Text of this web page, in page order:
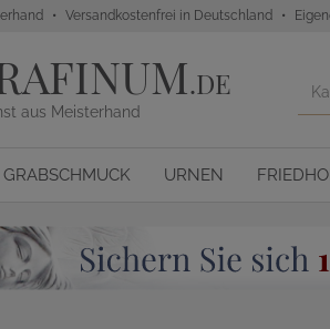
Versandkostenfrei in Deutschland
.DE
aus Meisterhand
GRABSCHMUCK URNEN